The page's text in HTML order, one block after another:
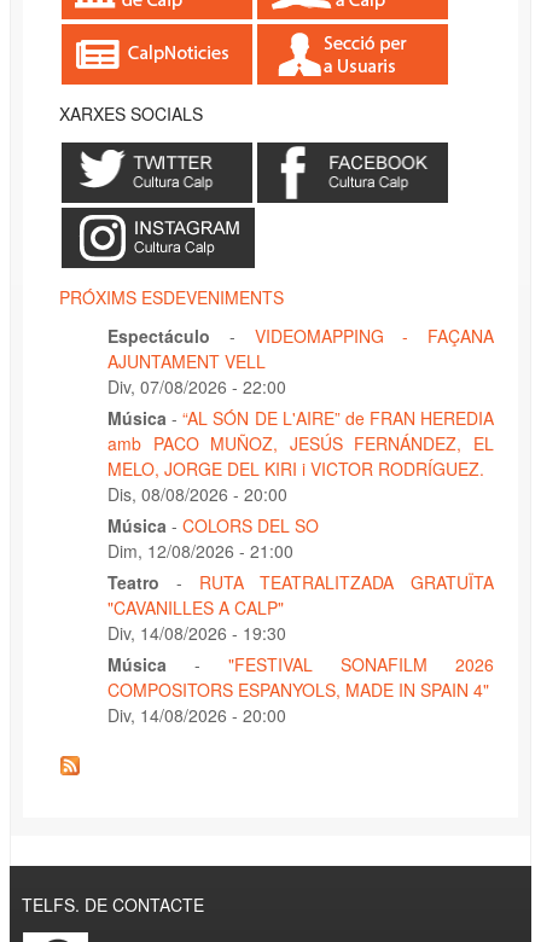
XARXES SOCIALS
PRÓXIMS ESDEVENIMENTS
Espectáculo
- VIDEOMAPPING - FAÇANA
AJUNTAMENT VELL
Div, 07/08/2026 - 22:00
Música -“AL SÓN DE L'AIRE” de FRAN HEREDIA
amb PACO MUÑOZ, JESÚS FERNÁNDEZ, EL
MELO, JORGE DEL KIRI i VICTOR RODRÍGUEZ.
Dis, 08/08/2026 - 20:00
Música - COLORS DEL SO
Dim, 12/08/2026 - 21:00
Teatro
- RUTA TEATRALITZADA GRATUÏTA
"CAVANILLES A CALP"
Div, 14/08/2026 - 19:30
Música
- "FESTIVAL SONAFILM 2026
COMPOSITORS ESPANYOLS, MADE IN SPAIN 4"
Div, 14/08/2026 - 20:00
TELFS. DE CONTACTE